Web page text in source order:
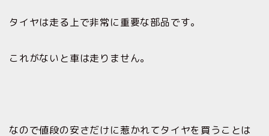
タイヤは走る上で非常に重要な部品です。
これがないと車は走りません。
なので値段の安さだけに惹かれてタイヤを買うことは